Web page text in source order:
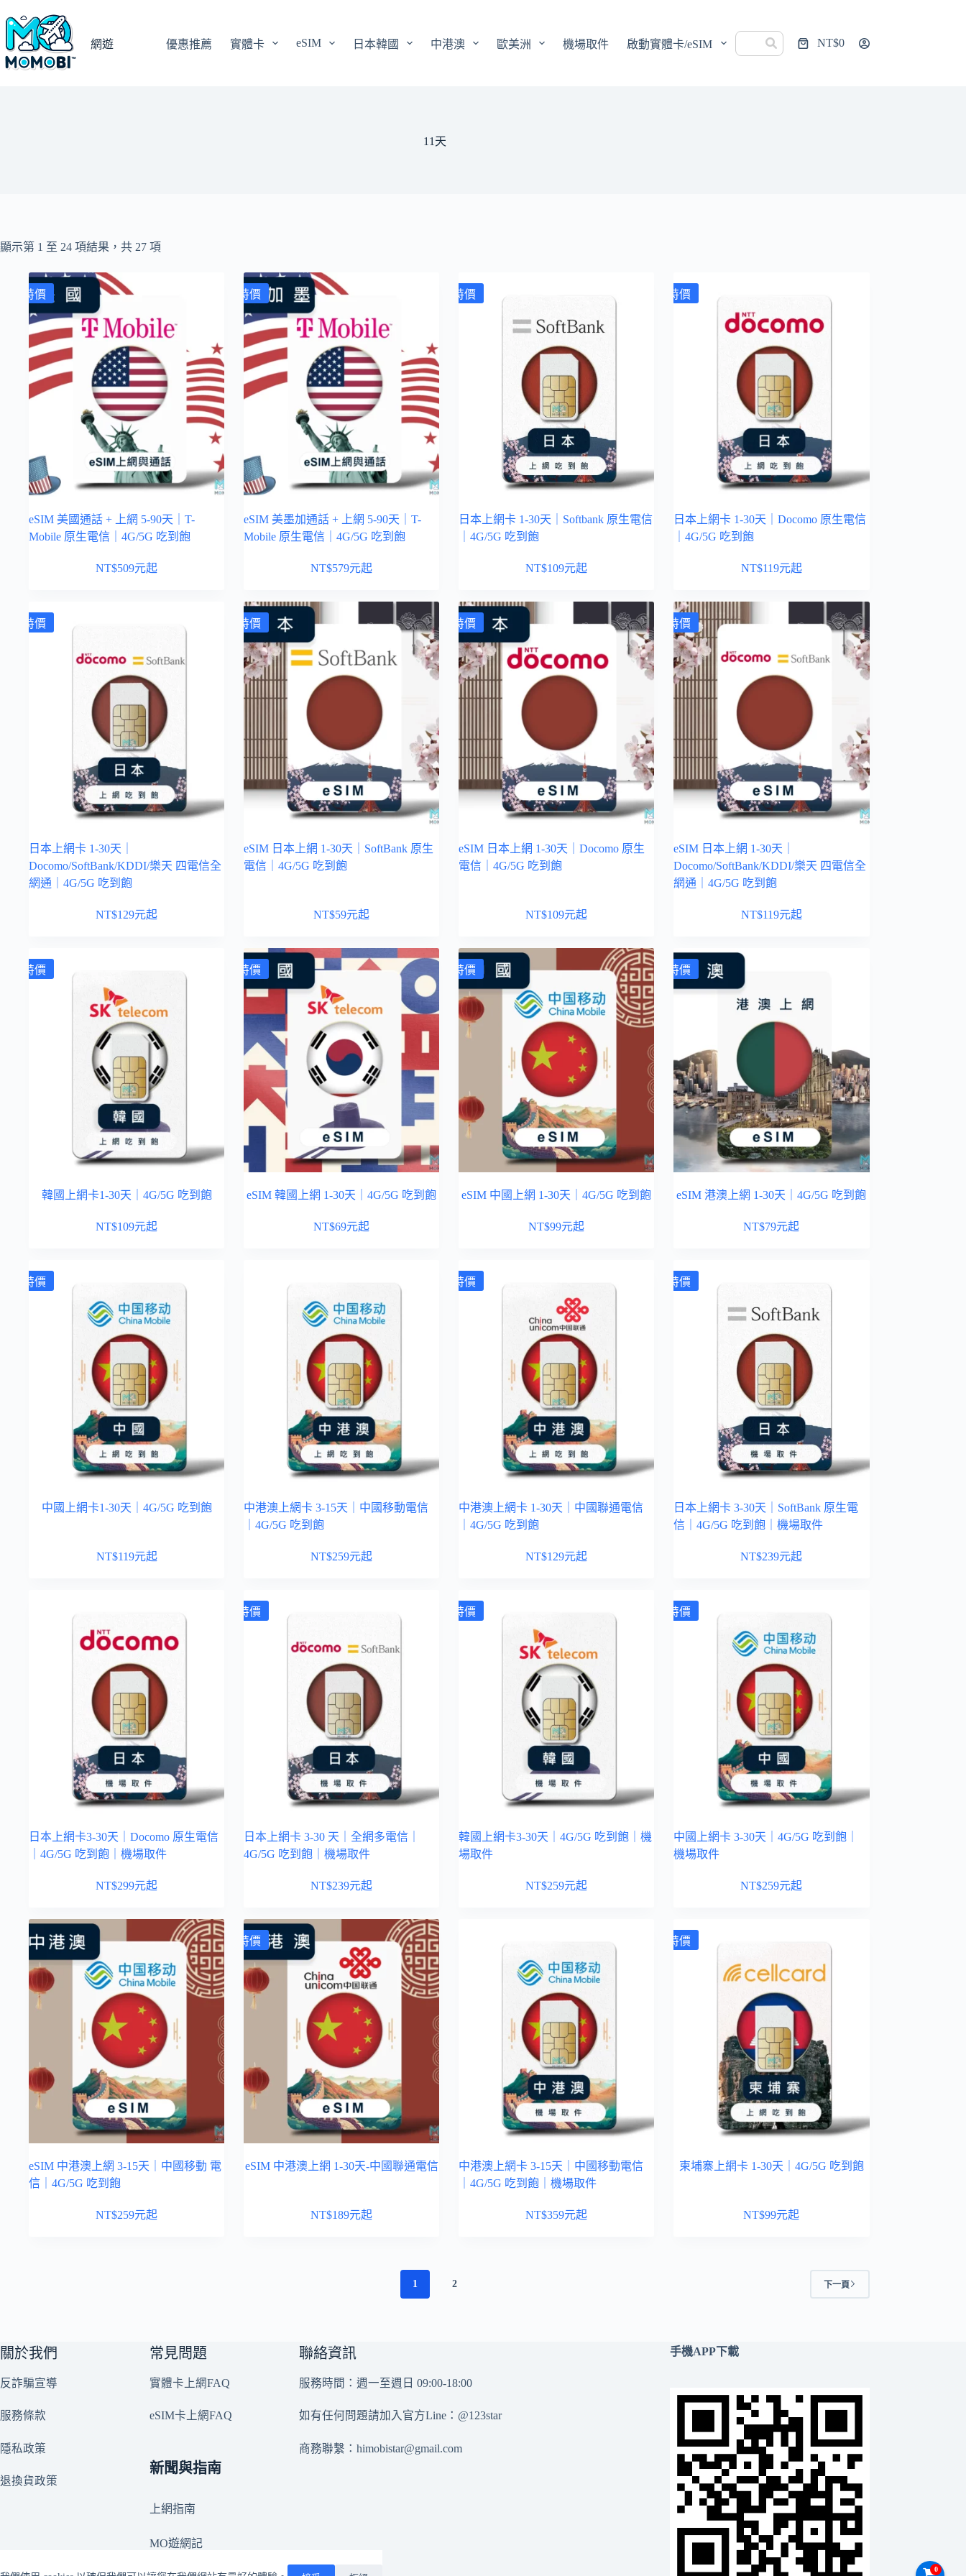
至
要
網遊 優惠推薦 實體卡 eSIM 日本韓國 中港澳 歐美洲 機場取件 啟動實體卡/eSIM
購
NT$0
11天
顯示第 1 至 24 項結果，共 27 項
特價
eSIM 美國通話 + 上網 5-90天｜T-
Mobile 原生電信｜4G/5G 吃到飽
NT$509元起
特價
eSIM 美墨加通話 + 上網 5-90天｜T-
Mobile 原生電信｜4G/5G 吃到飽
NT$579元起
特價
日本上網卡 1-30天｜Softbank 原生電信
｜4G/5G 吃到飽
NT$109元起
特價
日本上網卡 1-30天｜Docomo 原生電信
｜4G/5G 吃到飽
NT$119元起
特價
日本上網卡 1-30天｜
Docomo/SoftBank/KDDI/樂天 四電信全
網通｜4G/5G 吃到飽
NT$129元起
特價
eSIM 日本上網 1-30天｜SoftBank 原生
電信｜4G/5G 吃到飽
NT$59元起
特價
eSIM 日本上網 1-30天｜Docomo 原生
電信｜4G/5G 吃到飽
NT$109元起
特價
eSIM 日本上網 1-30天｜
Docomo/SoftBank/KDDI/樂天 四電信全
網通｜4G/5G 吃到飽
NT$119元起
特價
韓國上網卡1-30天｜4G/5G 吃到飽
NT$109元起
特價
eSIM 韓國上網 1-30天｜4G/5G 吃到飽
NT$69元起
特價
eSIM 中國上網 1-30天｜4G/5G 吃到飽
NT$99元起
特價
eSIM 港澳上網 1-30天｜4G/5G 吃到飽
NT$79元起
特價
中國上網卡1-30天｜4G/5G 吃到飽
NT$119元起
中港澳上網卡 3-15天｜中國移動電信
｜4G/5G 吃到飽
NT$259元起
特價
中港澳上網卡 1-30天｜中國聯通電信
｜4G/5G 吃到飽
NT$129元起
特價
日本上網卡 3-30天｜SoftBank 原生電
信｜4G/5G 吃到飽｜機場取件
NT$239元起
日本上網卡3-30天｜Docomo 原生電信
｜4G/5G 吃到飽｜機場取件
NT$299元起
特價
日本上網卡 3-30 天｜全網多電信｜
4G/5G 吃到飽｜機場取件
NT$239元起
特價
韓國上網卡3-30天｜4G/5G 吃到飽｜機
場取件
NT$259元起
特價
中國上網卡 3-30天｜4G/5G 吃到飽｜
機場取件
NT$259元起
eSIM 中港澳上網 3-15天｜中國移動 電
信｜4G/5G 吃到飽
NT$259元起
特價
eSIM 中港澳上網 1-30天-中國聯通電信
NT$189元起
中港澳上網卡 3-15天｜中國移動電信
｜4G/5G 吃到飽｜機場取件
NT$359元起
特價
柬埔寨上網卡 1-30天｜4G/5G 吃到飽
NT$99元起
1 2 下一頁
關於我們
反詐騙宣導
服務條款
隱私政策
退換貨政策
常見問題
實體卡上網FAQ
eSIM卡上網FAQ
新聞與指南
上網指南
MO遊網記
聯絡資訊
服務時間：週一至週日 09:00-18:00
如有任何問題請加入官方Line： @123star
商務聯繫：himobistar@gmail.com
手機APP下載
0